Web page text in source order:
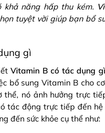
khả năng hấp thu kém.
tuyệt vời giúp bạn bổ
gì
Vitamin B có tác dụng gì
bổ sung Vitamin B cho
thể, nó ảnh hưởng trực
tác động trực tiếp đến
đến sức khỏe cụ thể như: